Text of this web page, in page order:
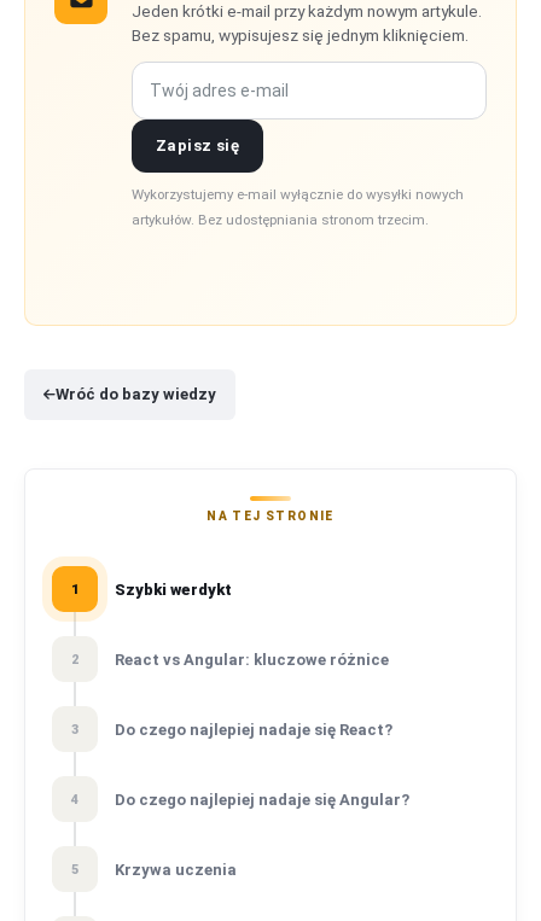
Jeden krótki e-mail przy każdym nowym artykule.
Bez spamu, wypisujesz się jednym kliknięciem.
Twój adres e-mail
Zapisz się
Wykorzystujemy e-mail wyłącznie do wysyłki nowych
artykułów. Bez udostępniania stronom trzecim.
Wróć do bazy wiedzy
NA TEJ STRONIE
1 Szybki werdykt
2 React vs Angular: kluczowe różnice
3 Do czego najlepiej nadaje się React?
4 Do czego najlepiej nadaje się Angular?
5 Krzywa uczenia